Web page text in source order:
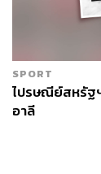
พระบา
บริษัท
SPORT
ไปรษณีย์สหรัฐ
อาลี